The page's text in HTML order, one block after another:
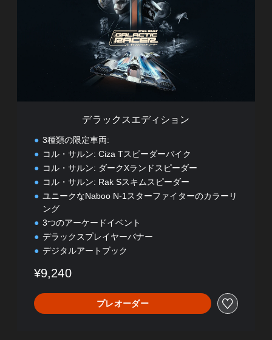
デラックスエディション
3種類の限定車両:
コル・サルン: Ciza Tスピーダーバイク
コル・サルン: ダークXランドスピーダー
コル・サルン: Rak Sスキムスピーダー
ユニークなNaboo N-1スターファイターのカラーリ
ング
3つのアーケードイベント
デラックスプレイヤーバナー
デジタルアートブック
¥9,240
プレオーダー